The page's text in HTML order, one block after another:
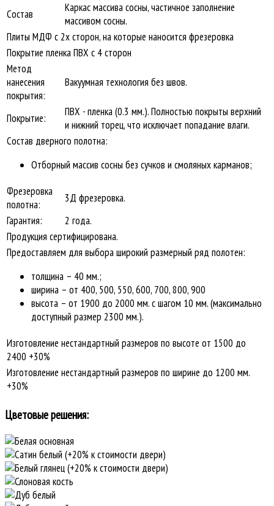
Состав
Каркас массива сосны, частичное заполнение
массивом сосны.
Плиты МДФ с 2х сторон, на которые наносится фрезеровка
Покрытие пленка ПВХ с 4 сторон
Метод
нанесения
покрытия:
Вакуумная технология без швов.
Покрытие:
ПВХ - пленка (0.3 мм.). Полностью покрыты верхний
и нижний торец, что исключает попадание влаги.
Состав дверного полотна:
Отборный массив сосны без сучков и смоляных карманов;
Фрезеровка
полотна:
3Д фрезеровка.
Гарантия:
2 года.
Продукция сертифицирована.
Предоставляем для выбора широкий размерный ряд полотен:
толщина – 40 мм.;
ширина – от 400, 500, 550, 600, 700, 800, 900
высота – от 1900 до 2000 мм. с шагом 10 мм. (максимально
доступный размер 2300 мм.).
Изготовление нестандартный размеров по высоте от 1500 до
2400 +30%
Изготовление нестандартный размеров по ширине до 1200 мм.
+30%
Цветовые решения: